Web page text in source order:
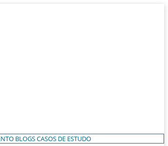
BLOGSCASOS DE ESTUDO